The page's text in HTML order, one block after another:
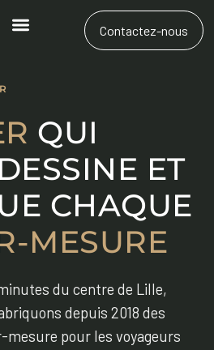
Contactez-nous
QUI
ET
CHAQUE
MESURE
du centre de Lille,
depuis 2018 des
pour les voyageurs